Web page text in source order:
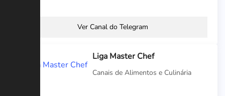
Ver Canal do Telegram
Liga Master Chef
Canais de Alimentos e Culinária